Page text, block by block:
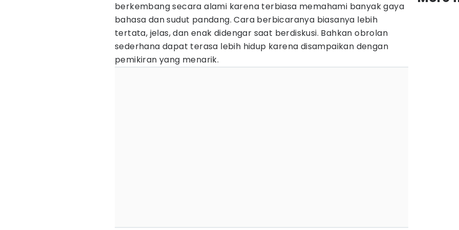
berkembang secara alami karena terbiasa memahami banyak gaya
bahasa dan sudut pandang. Cara berbicaranya biasanya lebih
tertata, jelas, dan enak didengar saat berdiskusi. Bahkan obrolan
sederhana dapat terasa lebih hidup karena disampaikan dengan
pemikiran yang menarik.